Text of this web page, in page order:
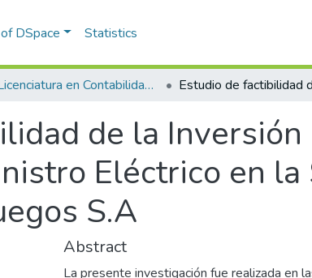
DSpace Statistics
Licenciatura en Contabilidad y Finanzas
de la
Eléctrico en
S.A
Abstract
La presente investigación fue realizada en